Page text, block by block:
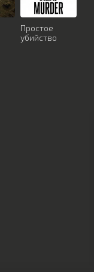
Простое
убийство